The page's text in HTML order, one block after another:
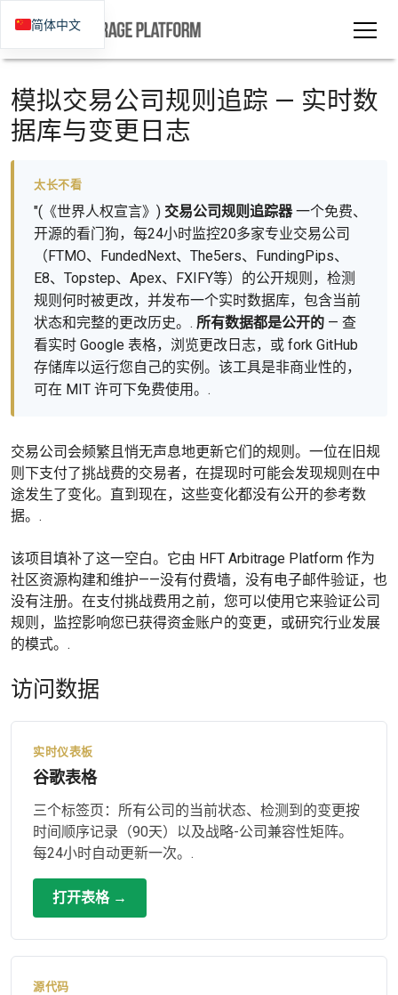
模拟交易公司规则追踪 — 实时数
据库与变更日志
太长不看
"(《世界人权宣言》) 交易公司规则追踪器一个免费、
开源的看门狗，每24小时监控20多家专业交易公司
（FTMO、FundedNext、The5ers、FundingPips、
E8、Topstep、Apex、FXIFY等）的公开规则，检测
规则何时被更改，并发布一个实时数据库，包含当前
状态和完整的更改历史。. 所有数据都是公开的 — 查
看实时 Google 表格，浏览更改日志，或 fork GitHub
存储库以运行您自己的实例。该工具是非商业性的，
可在 MIT 许可下免费使用。.
交易公司会频繁且悄无声息地更新它们的规则。一位在旧规
则下支付了挑战费的交易者，在提现时可能会发现规则在中
途发生了变化。直到现在，这些变化都没有公开的参考数
据。.
该项目填补了这一空白。它由 HFT Arbitrage Platform 作为
社区资源构建和维护——没有付费墙，没有电子邮件验证，也
没有注册。在支付挑战费用之前，您可以使用它来验证公司
规则，监控影响您已获得资金账户的变更，或研究行业发展
的模式。.
访问数据
实时仪表板
谷歌表格
三个标签页：所有公司的当前状态、检测到的变更按
时间顺序记录（90天）以及战略-公司兼容性矩阵。
每24小时自动更新一次。.
打开表格 →
源代码
简体中文